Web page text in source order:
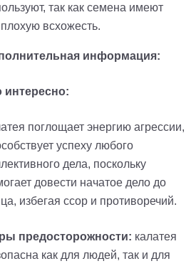
так как семена имеют
всхожесть.
информация:
интересно:
поглощает энергию агрессии,
успеху любого
дела, поскольку
довести начатое дело до
избегая ссор и противоречий.
предосторожности: калатея
как для людей, так и для